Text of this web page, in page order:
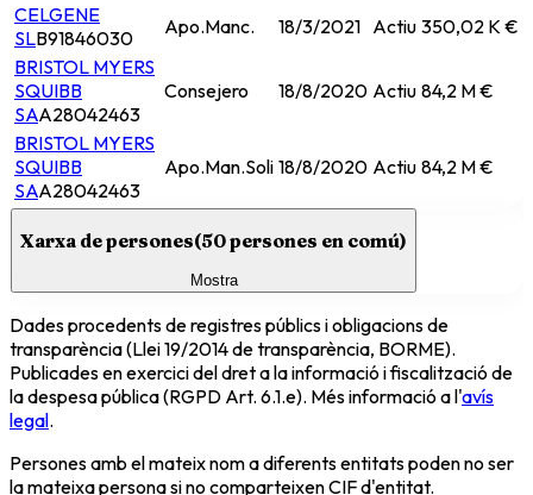
CELGENE
SLB91846030 Apo.Manc. 18/3/2021 Actiu 350,02 K €
BRISTOL MYERS
SQUIBB
SAA28042463
Consejero 18/8/2020 Actiu 84,2 M €
BRISTOL MYERS
SQUIBB
SAA28042463
Apo.Man.Soli 18/8/2020 Actiu 84,2 M €
Xarxa de persones(50persones en comú)
Mostra
Dades procedents de registres públics i obligacions de
transparència (Llei 19/2014 de transparència, BORME).
Publicades en exercici del dret a la informació i fiscalització de
la despesa pública (RGPD Art. 6.1.e). Més informació a l'avís
legal.
Persones amb el mateix nom a diferents entitats poden no ser
la mateixa persona si no comparteixen CIF d'entitat.